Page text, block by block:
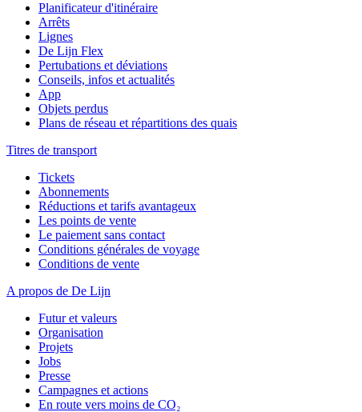
Planificateur d'itinéraire
Arrêts
Lignes
De Lijn Flex
Pertubations et déviations
Conseils, infos et actualités
App
Objets perdus
Plans de réseau et répartitions des quais
Titres de transport
Tickets
Abonnements
Réductions et tarifs avantageux
Les points de vente
Le paiement sans contact
Conditions générales de voyage
Conditions de vente
A propos de De Lijn
Futur et valeurs
Organisation
Projets
Jobs
Presse
Campagnes et actions
En route vers moins de CO₂